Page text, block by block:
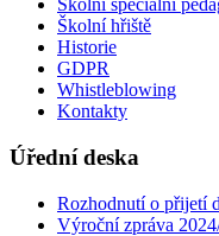
Školní speciální
Školní hřiště
Historie
GDPR
Whistleblowing
Kontakty
Úřední deska
Rozhodnutí o přijetí
Výroční zpráva